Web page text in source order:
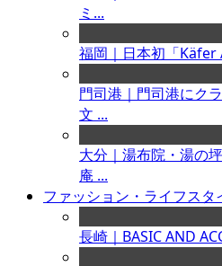
ミ...
福岡｜日本初「Käfer
門司港｜門司港にク
文 ...
大分｜湯布院・湯の
庵 ...
ファッション・ライフスタ
長崎｜BASIC AND